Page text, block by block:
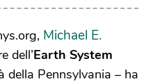
Michael E.
dell’Earth System
della Pennsylvania – ha